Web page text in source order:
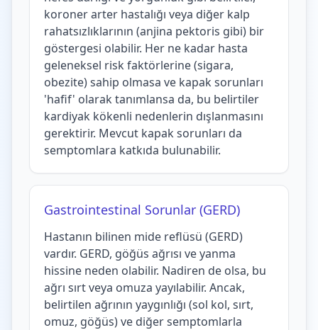
koroner arter hastalığı veya diğer kalp
rahatsızlıklarının (anjina pektoris gibi) bir
göstergesi olabilir. Her ne kadar hasta
geleneksel risk faktörlerine (sigara,
obezite) sahip olmasa ve kapak sorunları
'hafif' olarak tanımlansa da, bu belirtiler
kardiyak kökenli nedenlerin dışlanmasını
gerektirir. Mevcut kapak sorunları da
semptomlara katkıda bulunabilir.
Gastrointestinal Sorunlar (GERD)
Hastanın bilinen mide reflüsü (GERD)
vardır. GERD, göğüs ağrısı ve yanma
hissine neden olabilir. Nadiren de olsa, bu
ağrı sırt veya omuza yayılabilir. Ancak,
belirtilen ağrının yaygınlığı (sol kol, sırt,
omuz, göğüs) ve diğer semptomlarla